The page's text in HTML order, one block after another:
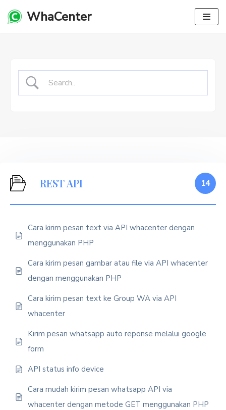
WhaCenter
REST API 14
Cara kirim pesan text via API whacenter dengan
menggunakan PHP
Cara kirim pesan gambar atau file via API whacenter
dengan menggunakan PHP
Cara kirim pesan text ke Group WA via API
whacenter
Kirim pesan whatsapp auto reponse melalui google
form
API status info device
Cara mudah kirim pesan whatsapp API via
whacenter dengan metode GET menggunakan PHP